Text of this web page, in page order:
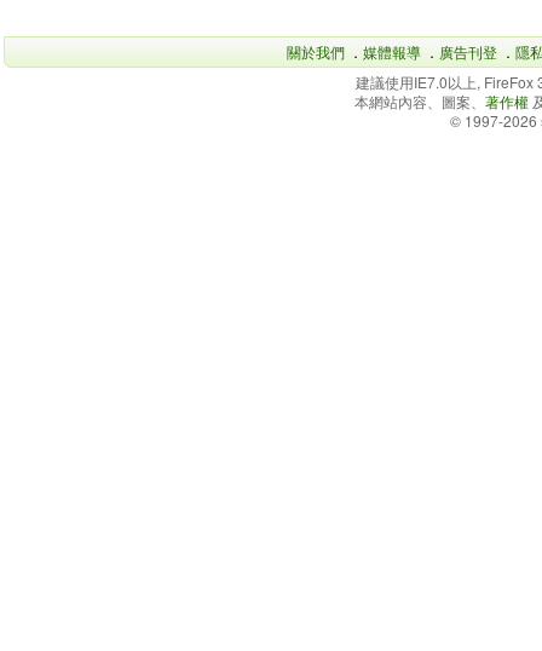
關於我們 ． 媒體報導 ． 廣告刊登 ． 隱
建議使用IE7.0以上,
本網站內容、圖案、 著作權
© 1997-2026